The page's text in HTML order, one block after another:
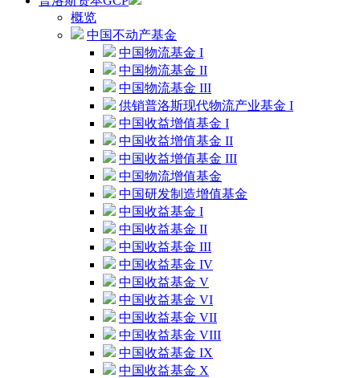
概览
中国不动产基金
中国物流基金 I
中国物流基金 II
中国物流基金 III
供销普洛斯现代物流产业基金 I
中国收益增值基金 I
中国收益增值基金 II
中国收益增值基金 III
中国物流增值基金
中国研发制造增值基金
中国收益基金 I
中国收益基金 II
中国收益基金 III
中国收益基金 IV
中国收益基金 V
中国收益基金 VI
中国收益基金 VII
中国收益基金 VIII
中国收益基金 IX
中国收益基金 X